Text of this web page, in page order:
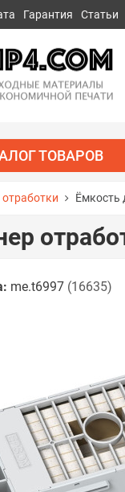
Гарантия Статьи
ТОВАРОВ
Ёмкость
me.t6997 (16635)